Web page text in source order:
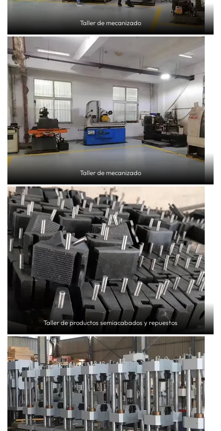
Taller de mecanizado
Taller de mecanizado
Taller de productos semiacabados y repuestos